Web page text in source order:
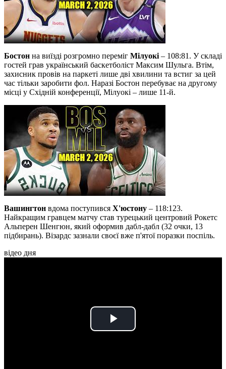
Бостон на виїзді розгромно переміг Мілуокі– 108:81. У складі
гостей грав український баскетболіст Максим Шульга. Втім,
захисник провів на паркеті лише дві хвилини та встиг за цей
час тільки заробити фол. Наразі Бостон перебуває на другому
місці у Східній конференції, Мілуокі – лише 11-й.
Вашингтон вдома поступився Х'юстону – 118:123.
Найкращим гравцем матчу став турецький центровий Рокетс
Альперен Шенгюн, який оформив дабл-дабл (32 очки, 13
підбирань). Візардс зазнали своєї вже п'ятої поразки поспіль.
відео дня
Play